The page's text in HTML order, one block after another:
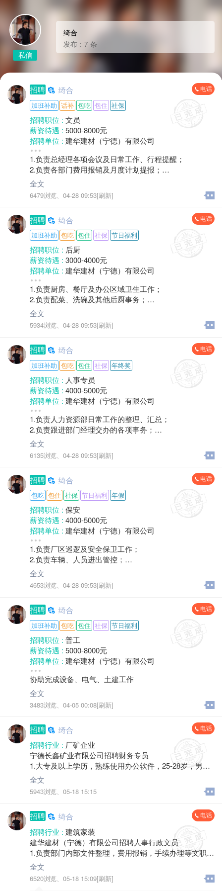
私信
绮合
发布：7 条
招聘 绮合 电话
加班补助 话补 包吃 包住 社保
招聘职位 : 文员
薪资待遇 : 5000-8000元
招聘单位 : 建华建材（宁德）有限公司
招聘人数 :
性别要求 :女
年龄要求 :30岁以下
学历要求 :
工作经验 :经验不限
1.负责总经理各项会议及日常工作、行程提醒；
2.负责各部门费用报销及月度计划提报；
3.负责收集统计各部门工作计划及会议纪要；
4.领导交办的其他事项。
全文
6479浏览、 04-28 09:53[刷新]
招聘 绮合 电话
加班补助 包吃 包住 社保 节日福利
招聘职位 : 后厨
薪资待遇 : 3000-4000元
招聘单位 : 建华建材（宁德）有限公司
招聘人数 :
性别要求 :女
年龄要求 :50岁以下
学历要求 :
工作经验 :经验不限
1.负责厨房、餐厅及办公区域卫生工作；
2.负责配菜、洗碗及其他后厨事务；
3.负责协助厨师准备早餐及夜宵。
全文
5934浏览、 04-28 09:53[刷新]
招聘 绮合 电话
加班补助 包吃 包住 社保 年终奖
招聘职位 : 人事专员
薪资待遇 : 4000-5000元
招聘单位 : 建华建材（宁德）有限公司
招聘人数 :
性别要求 :女
年龄要求 :30岁以下
学历要求 :
工作经验 :经验不限
1.负责人力资源部日常工作的整理、汇总；
2.负责跟进部门经理交办的各项事务；
3.负责部门内部会议组织、费用统计等；
4.负责人员档案管理及社保公积金汇缴；
5.领导交办的其他事项。
全文
6135浏览、 04-28 09:53[刷新]
招聘 绮合 电话
包吃 包住 社保 节日福利 年假
招聘职位 : 保安
薪资待遇 : 4000-5000元
招聘单位 : 建华建材（宁德）有限公司
招聘人数 :
性别要求 :男
年龄要求 :40岁以下
学历要求 :
工作经验 :经验不限
1.负责厂区巡逻及安全保卫工作；
2.负责车辆、人员进出管控；
3.负责公共区域卫生打扫；
4.领导交办其他事宜。
全文
4653浏览、 04-28 09:53[刷新]
招聘 绮合 电话
加班补助 包吃 包住 社保 节日福利
招聘职位 : 普工
薪资待遇 : 5000-8000元
招聘单位 : 建华建材（宁德）有限公司
招聘人数 :
性别要求 :性别不限
年龄要求 :
学历要求 :学历不限
地区 :
协助完成设备、电气、土建工作
全文
3483浏览、 04-05 00:08[刷新]
招聘 绮合 电话
招聘行业 : 厂矿企业
宁德长鑫矿业有限公司招聘财务专员
1.大专及以上学历，熟练使用办公软件，25-28岁，男女
均可。
2.工作时间：8:30-12:00,14:00-18:00，大小周休息。
3.提供工作餐及宿舍，可选择在公司住宿。
4.薪资福利：3500-5000元，奖金及其他补贴另算。
5.工作地点：柘荣县乍洋乡公路边11-1号。
全文
5943浏览、 05-18 15:15
招聘 绮合 电话
招聘行业 : 建筑家装
建华建材（宁德）有限公司招聘人事行政文员
1.负责部门内部文件整理，费用报销，手续办理等文职类
工作。
2.大专及以上学历，熟练使用办公软件，25-28岁。
3.工作时间：8:30-12:00,14:00-18:00，大小周休息。
全文
6520浏览、 05-18 15:09[刷新]